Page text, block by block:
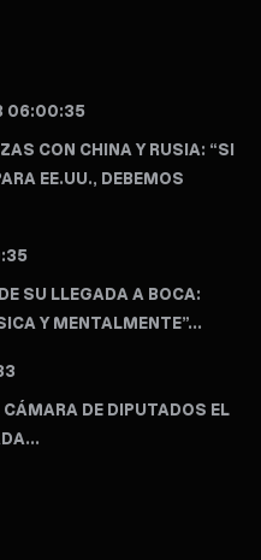
06:00:35
CON CHINA Y RUSIA: “SI
EE.UU., DEBEMOS
SU LLEGADA A BOCA:
Y MENTALMENTE”...
DE DIPUTADOS EL